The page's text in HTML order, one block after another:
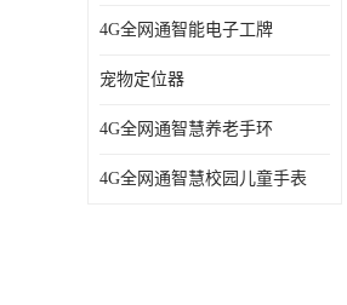
4G全网通智能电子工牌
宠物定位器
4G全网通智慧养老手环
4G全网通智慧校园儿童手表